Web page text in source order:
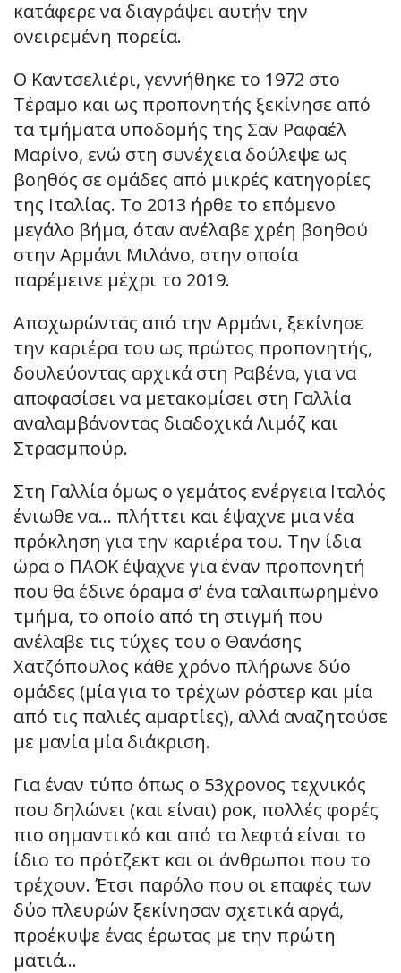
κατάφερε να διαγράψει αυτήν την
ονειρεμένη πορεία.
Ο Καντσελιέρι, γεννήθηκε το 1972 στο
Τέραμο και ως προπονητής ξεκίνησε από
τα τμήματα υποδομής της Σαν Ραφαέλ
Μαρίνο, ενώ στη συνέχεια δούλεψε ως
βοηθός σε ομάδες από μικρές κατηγορίες
της Ιταλίας. Το 2013 ήρθε το επόμενο
μεγάλο βήμα, όταν ανέλαβε χρέη βοηθού
στην Αρμάνι Μιλάνο, στην οποία
παρέμεινε μέχρι το 2019.
Αποχωρώντας από την Αρμάνι, ξεκίνησε
την καριέρα του ως πρώτος προπονητής,
δουλεύοντας αρχικά στη Ραβένα, για να
αποφασίσει να μετακομίσει στη Γαλλία
αναλαμβάνοντας διαδοχικά Λιμόζ και
Στρασμπούρ.
Στη Γαλλία όμως ο γεμάτος ενέργεια Ιταλός
ένιωθε να… πλήττει και έψαχνε μια νέα
πρόκληση για την καριέρα του. Την ίδια
ώρα ο ΠΑΟΚ έψαχνε για έναν προπονητή
που θα έδινε όραμα σ’ ένα ταλαιπωρημένο
τμήμα, το οποίο από τη στιγμή που
ανέλαβε τις τύχες του ο Θανάσης
Χατζόπουλος κάθε χρόνο πλήρωνε δύο
ομάδες (μία για το τρέχων ρόστερ και μία
από τις παλιές αμαρτίες), αλλά αναζητούσε
με μανία μία διάκριση.
Για έναν τύπο όπως ο 53χρονος τεχνικός
που δηλώνει (και είναι) ροκ, πολλές φορές
πιο σημαντικό και από τα λεφτά είναι το
ίδιο το πρότζεκτ και οι άνθρωποι που το
τρέχουν. Έτσι παρόλο που οι επαφές των
δύο πλευρών ξεκίνησαν σχετικά αργά,
προέκυψε ένας έρωτας με την πρώτη
ματιά…